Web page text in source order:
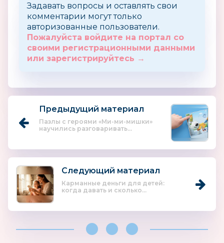
Задавать вопросы и оставлять свои
комментарии могут только
авторизованные пользователи.
Пожалуйста войдите на портал со
своими регистрационными данными
или зарегистрируйтесь →
Предыдущий материал
Пазлы с героями «Ми-ми-мишки»
научились разговаривать...
Следующий материал
Карманные деньги для детей:
когда давать и сколько...